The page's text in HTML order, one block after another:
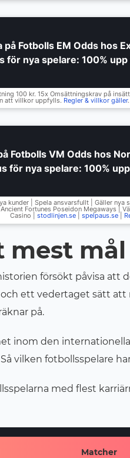
på Fotbolls EM Odds hos
för nya spelare: 100%
100 kr. 15x Omsättningskrav på
att villkor uppfylls. Regler & villkor gäller
Fotbolls VM Odds hos
för nya spelare: 100%
kunder | Spela ansvarsfullt | Gäller
Fortunes Poseidon Megaways |
Casino | stodlinjen.se| spelpaus.se|
mest
försökt påvisa att
ett vedertaget sätt
på.
inom den
vilken fotbollsspelare
med flest
Matcher